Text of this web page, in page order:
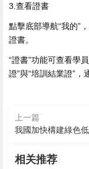
3.查看證書
點擊底部導航“我的”
證書。
“證書”功能可查看學
證”與“培訓結業證”，
上一篇
相关推荐
網紅景區提醒：含
2026-08-08 17:03
A股“股王”漲停！